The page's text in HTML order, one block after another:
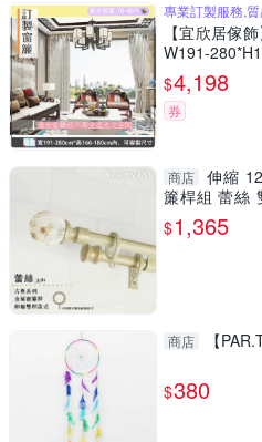
專業訂製服務,
【宜欣居傢
W191-
$4,198
券
商店
伸縮
簾桿組 蕾絲
室內裝潢
$1,365
商店 【
$380